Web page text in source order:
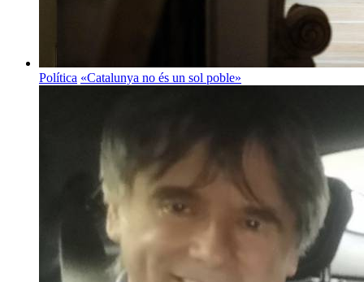
Política «Catalunya no és un sol poble»